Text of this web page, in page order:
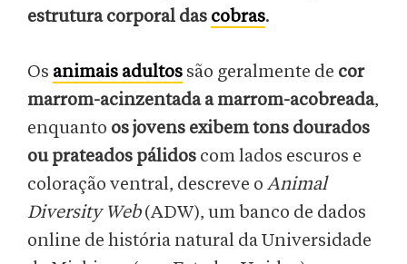
estrutura corporal das cobras.
Os animais adultos são geralmente de cor
marrom-acinzentada a marrom-acobreada,
enquanto os jovens exibem tons dourados
ou prateados pálidos com lados escuros e
coloração ventral, descreve o Animal
Diversity Web(ADW), um banco de dados
online de história natural da Universidade